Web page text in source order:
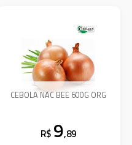
CEBOLA NAC BEE 600G ORG
R$ 9,89